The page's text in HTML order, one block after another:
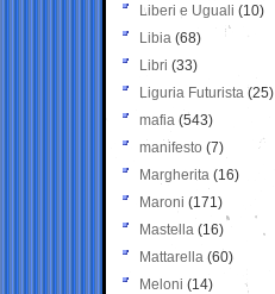
Liberi e Uguali (10)
Libia (68)
Libri (33)
Liguria Futurista (25)
mafia (543)
manifesto (7)
Margherita (16)
Maroni (171)
Mastella (16)
Mattarella (60)
Meloni (14)